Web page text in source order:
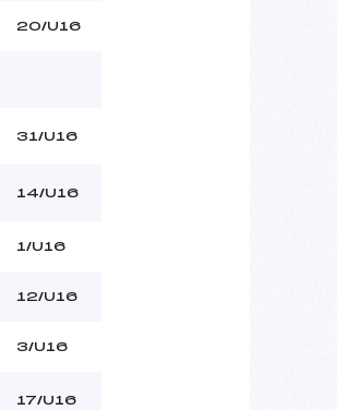
20/U16
31/U16
14/U16
1/U16
12/U16
3/U16
17/U16